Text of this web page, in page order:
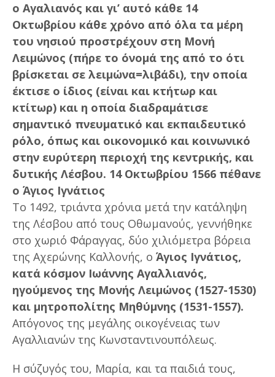
ο Αγαλιανός και γι’ αυτό κάθε 14
Οκτωβρίου κάθε χρόνο από όλα τα μέρη
του νησιού προστρέχουν στη Μονή
Λειμώνος (πήρε το όνομά της από το ότι
βρίσκεται σε λειμώνα=λιβάδι), την οποία
έκτισε ο ίδιος (είναι και κτήτωρ και
κτίτωρ) και η οποία διαδραμάτισε
σημαντικό πνευματικό και εκπαιδευτικό
ρόλο, όπως και οικονομικό και κοινωνικό
στην ευρύτερη περιοχή της κεντρικής, και
δυτικής Λέσβου. 14 Οκτωβρίου 1566 πέθανε
ο Άγιος Ιγνάτιος
Το 1492, τριάντα χρόνια μετά την κατάληψη
της Λέσβου από τους Οθωμανούς, γεννήθηκε
στο χωριό Φάραγγας, δύο χιλιόμετρα βόρεια
της Αχερώνης Καλλονής, ο Άγιος Ιγνάτιος,
κατά κόσμον Ιωάννης Αγαλλιανός,
ηγούμενος της Μονής Λειμώνος (1527-1530)
και μητροπολίτης Μηθύμνης (1531-1557).
Απόγονος της μεγάλης οικογένειας των
Αγαλλιανών της Κωνσταντινουπόλεως.
Η σύζυγός του, Μαρία, και τα παιδιά τους,